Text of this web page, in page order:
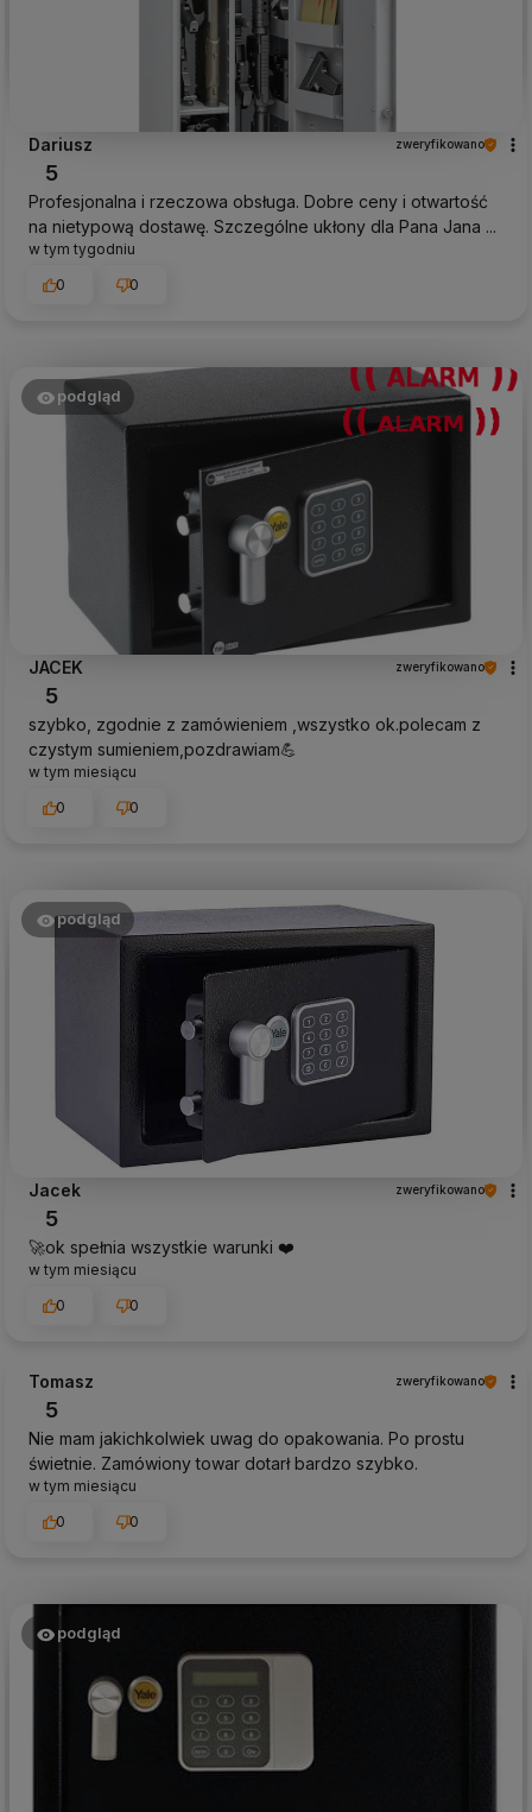
Dariusz zweryfikowano
5
Profesjonalna i rzeczowa obsługa. Dobre ceny i otwartość
na nietypową dostawę. Szczególne ukłony dla Pana Jana ...
w tym tygodniu
0
0
podgląd
JACEK zweryfikowano
5
szybko, zgodnie z zamówieniem ,wszystko ok.polecam z
czystym sumieniem,pozdrawiam💪
w tym miesiącu
0
0
podgląd
Jacek zweryfikowano
5
🚀ok spełnia wszystkie warunki ❤️
w tym miesiącu
0
0
Tomasz zweryfikowano
5
Nie mam jakichkolwiek uwag do opakowania. Po prostu
świetnie. Zamówiony towar dotarł bardzo szybko.
w tym miesiącu
0
0
podgląd